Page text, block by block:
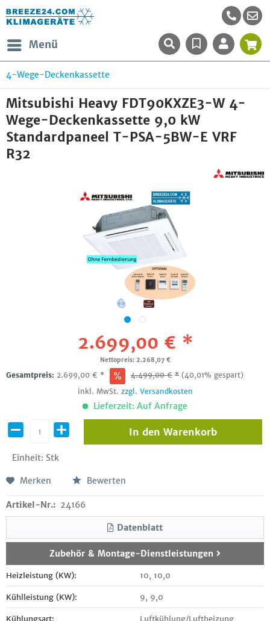
Menü
4-Wege-Deckenkassette
Mitsubishi Heavy FDT90KXZE3-W 4-
Wege-Deckenkassette 9,0 kW
Standardpaneel T-PSA-5BW-E VRF
R32
2.699,00 € *
Nettopreis: 2.268,07 €
Gesamtpreis: 2.699,00 € * 4.499,00€ * (40,01% gespart)
inkl. MwSt. zzgl. Versandkosten
Lieferzeit: Auf Anfrage
Einheit: Stk
In den Warenkorb
Merken Bewerten
Artikel-Nr.: 24166
Datenblatt
Zubehör & Montage-Dienstleistungen
Heizleistung (KW): 10, 10,0
Kühlleistung (KW): 9, 9,0
Kühlungsart: Luftkühlung/Luftheizung